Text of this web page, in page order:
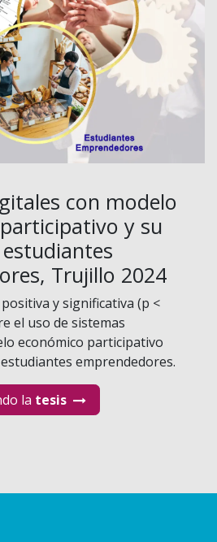
con modelo
y su
Trujillo 2024
y significativa (p <
el uso de sistemas
económico participativo
emprendedores.
la tesis